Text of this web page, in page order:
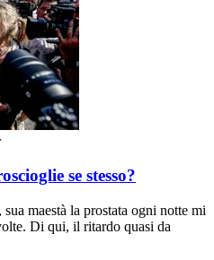
se stesso?
maestà la prostata ogni notte mi
Di qui, il ritardo quasi da